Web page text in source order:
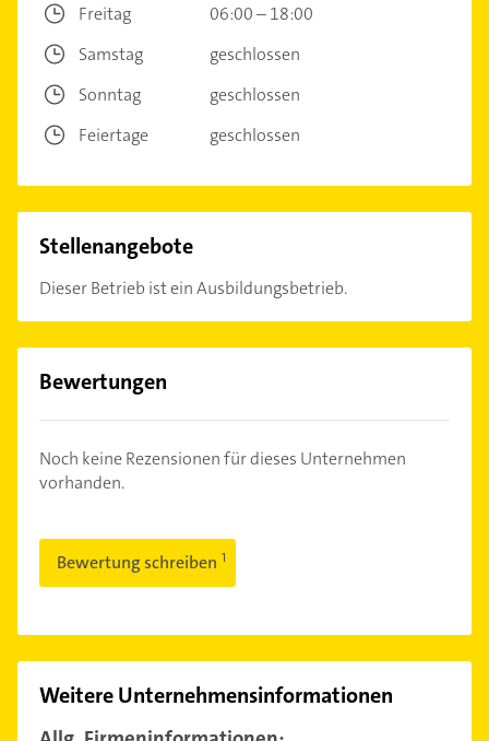
Freitag
06:00 – 18:00
Samstag
geschlossen
Sonntag
geschlossen
Feiertage
geschlossen
Stellenangebote
Dieser Betrieb ist ein Ausbildungsbetrieb.
Bewertungen
Noch keine Rezensionen für dieses Unternehmen
vorhanden.
Bewertung schreiben
Weitere Unternehmensinformationen